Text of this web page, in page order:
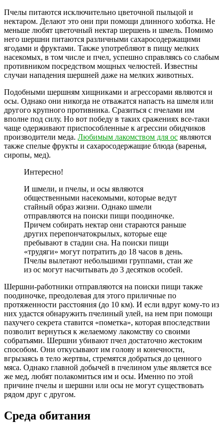
Пчелы питаются исключительно цветочной пыльцой и
нектаром. Делают это они при помощи длинного хоботка. Не
меньше любят цветочный нектар шершень и шмель. Помимо
него шершни питаются различными сахаросодержащими
ягодами и фруктами. Также употребляют в пищу мелких
насекомых, в том числе и пчел, успешно справляясь со слабым
противником посредством мощных челюстей. Известны
случаи нападения шершней даже на мелких животных.
Подобными шершням хищниками и агрессорами являются и
осы. Однако они никогда не отважатся напасть на шмеля или
другого крупного противника. Сразиться с пчелами им
вполне под силу. Но вот победу в таких сражениях все-таки
чаще одерживают приспособленные к агрессии обидчиков
производители меда. Любимым лакомством для ос являются
также спелые фрукты и сахаросодержащие блюда (варенья,
сиропы, мед).
Интересно!
И шмели, и пчелы, и осы являются
общественными насекомыми, которые ведут
стайный образ жизни. Однако шмели
отправляются на поиски пищи поодиночке.
Причем собирать нектар они стараются раньше
других перепончатокрылых, которые еще
пребывают в стадии сна. На поиски пищи
«трудяги» могут потратить до 18 часов в день.
Пчелы вылетают небольшими группами, стаи же
из ос могут насчитывать до 3 десятков особей.
Шершни-работники отправляются на поиски пищи также
поодиночке, преодолевая для этого приличные по
протяженности расстояния (до 10 км). И если вдруг кому-то из
них удастся обнаружить пчелиный улей, на нем при помощи
пахучего секрета ставится «пометка», которая впоследствии
позволит вернуться к желаемому лакомству со своими
собратьями. Шершни убивают пчел достаточно жестоким
способом. Они откусывают им голову и конечности,
вгрызаясь в тело жертвы, стремятся добраться до ценного
мяса. Однако главной добычей в пчелином улье является все
же мед, любят полакомиться им и осы. Именно по этой
причине пчелы и шершни или осы не могут существовать
рядом друг с другом.
Среда обитания